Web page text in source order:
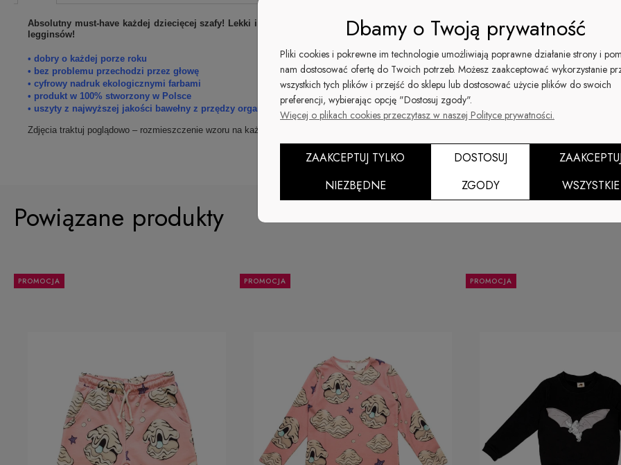
Absolutny must-have każdej dziecięcej szafy! Lekki i wygodny t-shirt, delikatnie zaokrąglony na dole i przedłużony z tyłu. Wykonany
legginsów!
• dobry o każdej porze roku
• bez problemu przechodzi przez głowę
• cyfrowy nadruk ekologicznymi farbami
• produkt w 100% stworzony w Polsce
• uszyty z najwyższej jakości bawełny z przędzy organicznej z certyfikatem GOTS
Zdjęcia traktuj poglądowo – rozmieszczenie wzoru na każdym produkcie może się różnić.
Powiązane produkty
PROMOCJA PROMOCJA PROMOCJA
Dbamy o Twoją prywatność
Pliki cookies i pokrewne im technologie umożliwiają poprawne działanie strony i
nam dostosować ofertę do Twoich potrzeb. Możesz zaakceptować wykorzystanie
wszystkich tych plików i przejść do sklepu lub dostosować użycie plików do swoich
preferencji, wybierając opcję "Dostosuj zgody".
Więcej o plikach cookies przeczytasz w naszej Polityce prywatności.
ZAAKCEPTUJ TYLKO
NIEZBĘDNE
DOSTOSUJ
ZGODY
ZAAKCEPTUJ
WSZYSTKIE